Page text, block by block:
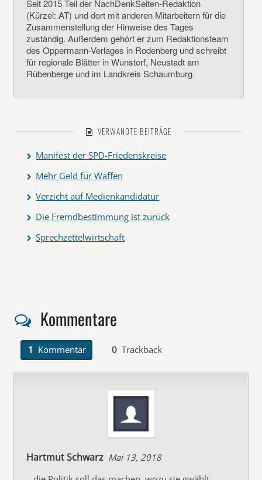
Seit 2015 Teil der NachDenkSeiten-Redaktion
(Kürzel: AT) und dort mit anderen Mitarbeitern für die
Zusammenstellung der Hinweise des Tages
zuständig. Außerdem gehört er zum Redaktionsteam
des Oppermann-Verlages in Rodenberg und schreibt
für regionale Blätter in Wunstorf, Neustadt am
Rübenberge und im Landkreis Schaumburg.
VERWANDTE BEITRÄGE
Manifest der SPD-Friedenskreise
Mehr Geld für Waffen
Verzicht auf Medienkandidatur
Die Fremdbestimmung ist zurück
Sprechzettelwirtschaft
Kommentare
1 Kommentar 0 Trackback
Hartmut Schwarz Mai 13, 2018